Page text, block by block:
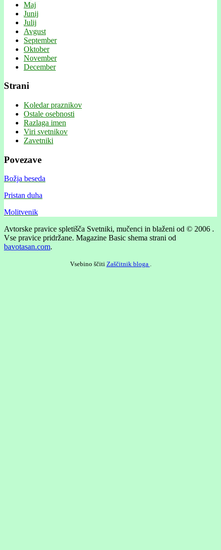
Maj
Junij
Julij
Avgust
September
Oktober
November
December
Strani
Koledar praznikov
Ostale osebnosti
Razlaga imen
Viri svetnikov
Zavetniki
Povezave
Božja beseda
Pristan duha
Molitvenik
Avtorske pravice spletišča Svetniki, mučenci in blaženi od © 2006 .
Vse pravice pridržane. Magazine Basic shema strani od
bavotasan.com.
Vsebino ščiti Zaščitnik bloga .